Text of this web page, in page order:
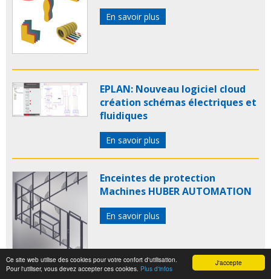
J'accepte
Ce site web utilise des cookies pour votre confort d'utilisation.
Pour l'utiliser, vous devez accepter ces cookies. Plus d'infos
En savoir plus
EPLAN: Nouveau logiciel cloud
création schémas électriques et
fluidiques
En savoir plus
Enceintes de protection
Machines HUBER AUTOMATION
En savoir plus